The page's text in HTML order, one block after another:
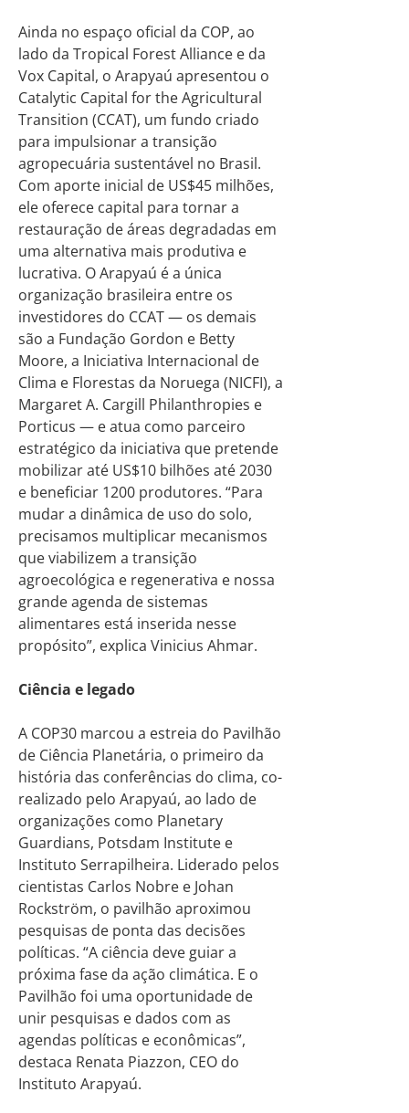
Ainda no espaço oficial da COP, ao
lado da Tropical Forest Alliance e da
Vox Capital, o Arapyaú apresentou o
Catalytic Capital for the Agricultural
Transition (CCAT), um fundo criado
para impulsionar a transição
agropecuária sustentável no Brasil.
Com aporte inicial de US$45 milhões,
ele oferece capital para tornar a
restauração de áreas degradadas em
uma alternativa mais produtiva e
lucrativa. O Arapyaú é a única
organização brasileira entre os
investidores do CCAT — os demais
são a Fundação Gordon e Betty
Moore, a Iniciativa Internacional de
Clima e Florestas da Noruega (NICFI), a
Margaret A. Cargill Philanthropies e
Porticus — e atua como parceiro
estratégico da iniciativa que pretende
mobilizar até US$10 bilhões até 2030
e beneficiar 1200 produtores. “Para
mudar a dinâmica de uso do solo,
precisamos multiplicar mecanismos
que viabilizem a transição
agroecológica e regenerativa e nossa
grande agenda de sistemas
alimentares está inserida nesse
propósito”, explica Vinicius Ahmar.
Ciência e legado
A COP30 marcou a estreia do Pavilhão
de Ciência Planetária, o primeiro da
história das conferências do clima, co-
realizado pelo Arapyaú, ao lado de
organizações como Planetary
Guardians, Potsdam Institute e
Instituto Serrapilheira. Liderado pelos
cientistas Carlos Nobre e Johan
Rockström, o pavilhão aproximou
pesquisas de ponta das decisões
políticas. “A ciência deve guiar a
próxima fase da ação climática. E o
Pavilhão foi uma oportunidade de
unir pesquisas e dados com as
agendas políticas e econômicas”,
destaca Renata Piazzon, CEO do
Instituto Arapyaú.